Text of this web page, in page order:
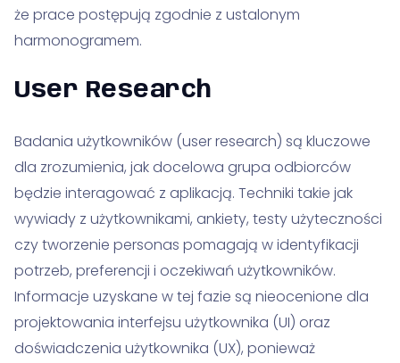
że prace postępują zgodnie z ustalonym
harmonogramem.
User Research
Badania użytkowników (user research) są kluczowe
dla zrozumienia, jak docelowa grupa odbiorców
będzie interagować z aplikacją. Techniki takie jak
wywiady z użytkownikami, ankiety, testy użyteczności
czy tworzenie personas pomagają w identyfikacji
potrzeb, preferencji i oczekiwań użytkowników.
Informacje uzyskane w tej fazie są nieocenione dla
projektowania interfejsu użytkownika (UI) oraz
doświadczenia użytkownika (UX), ponieważ